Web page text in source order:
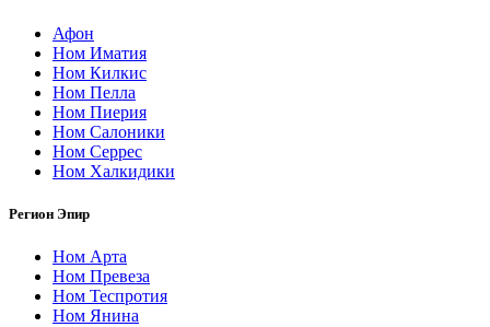
Афон
Ном Иматия
Ном Килкис
Ном Пелла
Ном Пиерия
Ном Салоники
Ном Серрес
Ном Халкидики
Регион Эпир
Ном Арта
Ном Превеза
Ном Теспротия
Ном Янина